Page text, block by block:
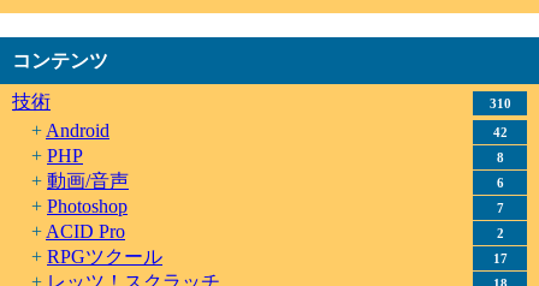
コンテンツ
技術
310
Android 42
PHP 8
動画/音声 6
Photoshop 7
ACID Pro 2
RPGツクール 17